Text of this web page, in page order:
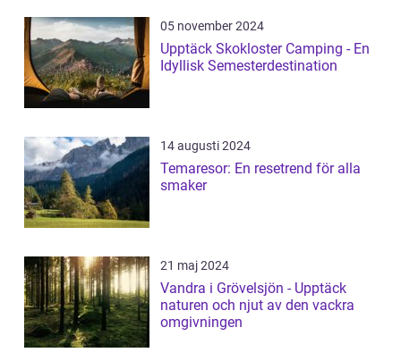
05 november 2024
Upptäck Skokloster Camping - En
Idyllisk Semesterdestination
14 augusti 2024
Temaresor: En resetrend för alla
smaker
21 maj 2024
Vandra i Grövelsjön - Upptäck
naturen och njut av den vackra
omgivningen